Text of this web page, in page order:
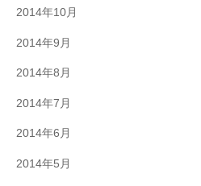
2014年10月
2014年9月
2014年8月
2014年7月
2014年6月
2014年5月